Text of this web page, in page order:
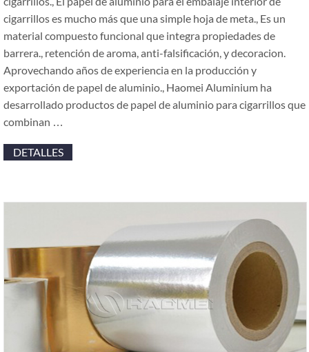
cigarrillos es mucho más que una simple hoja de meta., Es un
material compuesto funcional que integra propiedades de
barrera., retención de aroma, anti-falsificación, y decoracion.
Aprovechando años de experiencia en la producción y
exportación de papel de aluminio., Haomei Aluminium ha
desarrollado productos de papel de aluminio para cigarrillos que
combinan …
DETALLES